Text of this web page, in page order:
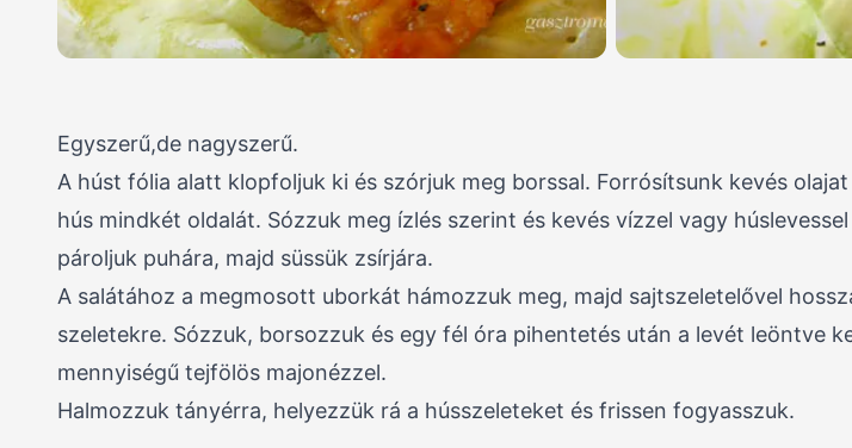
Egyszerű,de nagyszerű.
A húst fólia alatt klopfoljuk ki és szórjuk meg borssal. Forrósítsunk kevés
hús mindkét oldalát. Sózzuk meg ízlés szerint és kevés vízzel vagy
pároljuk puhára, majd süssük zsírjára.
A salátához a megmosott uborkát hámozzuk meg, majd sajtszeletelővel
szeletekre. Sózzuk, borsozzuk és egy fél óra pihentetés után a levét leöntve
mennyiségű tejfölös majonézzel.
Halmozzuk tányérra, helyezzük rá a hússzeleteket és frissen fogyasszuk.